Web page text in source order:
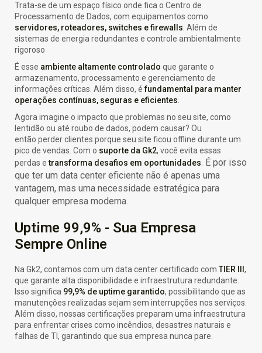
Trata-se de um espaço físico onde fica o Centro de
Processamento de Dados, com equipamentos como
servidores, roteadores, switches e firewalls . A lém de
sistemas de energia redundantes e controle ambientalmente
rigoroso
É esse ambiente altamente controlado que garante o
armazenamento, processamento e gerenciamento de
informações críticas. Além disso, éfundamental para manter
operações contínuas, seguras e eficientes
Agora imagine o impacto que problemas no seu site, como
lentidão ou até roubo de dados, podem causar? Ou
então perder clientes porque seu site ficou offline durante um
pico de vendas. Com o suporte da Gk2, você evita essas
perdas etransforma desafios em oportunidades É por isso
que ter um data center eficiente não é apenas uma
vantagem, mas uma necessidade estratégica para
qualquer empresa moderna.
Uptime 99,9% - Sua Empresa
Sempre Online
Na Gk2, contamos com um data center certificado com TIER III ,
que garante alta disponibilidade e infraestrutura redundante.
Isso significa 99,9% de uptime garantido, possibilitando que as
manutenções realizadas sejam sem interrupções nos serviços.
Além disso, nossas certificações preparam uma infraestrutura
para enfrentar crises como incêndios, desastres naturais e
falhas de TI, garantindo que sua empresa nunca pare.